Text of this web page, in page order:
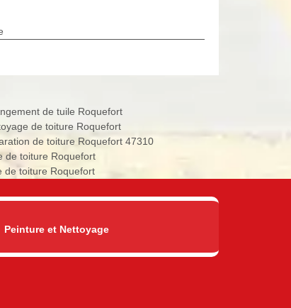
de tuile Roquefort
de toiture Roquefort
de toiture Roquefort 47310
de toiture Roquefort
de toiture Roquefort
Peinture et Nettoyage